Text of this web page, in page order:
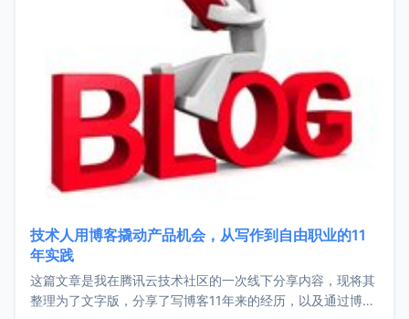
技术人用博客撬动产品机会，从写作到自由职业的11
年实践
这篇文章是我在腾讯云技术社区的一次线下分享内容，现将其
整理为了文字版，分享了写博客11年来的经历，以及通过博客